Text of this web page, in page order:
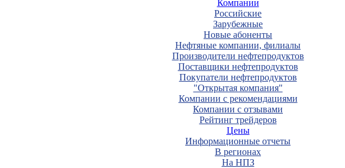
Компании
Российские
Зарубежные
Новые абоненты
Нефтяные компании, филиалы
Производители нефтепродуктов
Поставщики нефтепродуктов
Покупатели нефтепродуктов
"Открытая компания"
Компании с рекомендациями
Компании с отзывами
Рейтинг трейдеров
Цены
Информационные отчеты
В регионах
На НПЗ